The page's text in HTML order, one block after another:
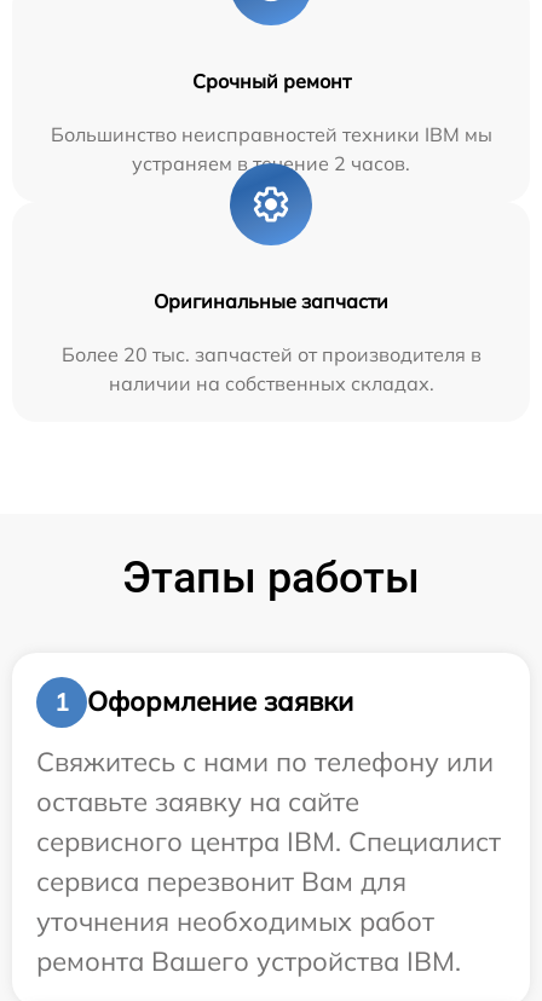
Срочный ремонт
Большинство неисправностей техники IBM мы
устраняем в течение 2 часов.
Оригинальные запчасти
Более 20 тыс. запчастей от производителя в
наличии на собственных складах.
Этапы работы
1
Оформление заявки
Свяжитесь с нами по телефону или
оставьте заявку на сайте
сервисного центра IBM. Специалист
сервиса перезвонит Вам для
уточнения необходимых работ
ремонта Вашего устройства IBM.